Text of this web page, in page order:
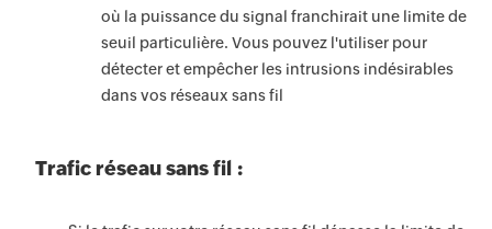
où la puissance du signal franchirait une limite de
seuil particulière. Vous pouvez l'utiliser pour
détecter et empêcher les intrusions indésirables
dans vos réseaux sans fil
Trafic réseau sans fil :